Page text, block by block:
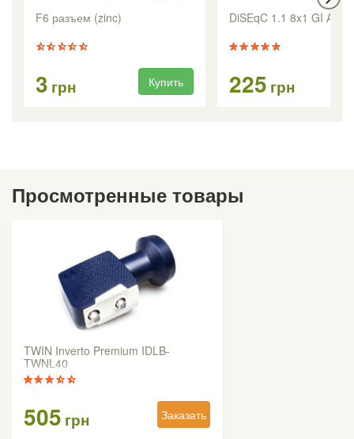
F6 разъем (zinc)
3 грн Купить
DiSEqC 1.1 8x1 GI A-
225 грн
Просмотренные товары
TWIN Inverto Premium IDLB-
TWNL40
505 грн Заказать